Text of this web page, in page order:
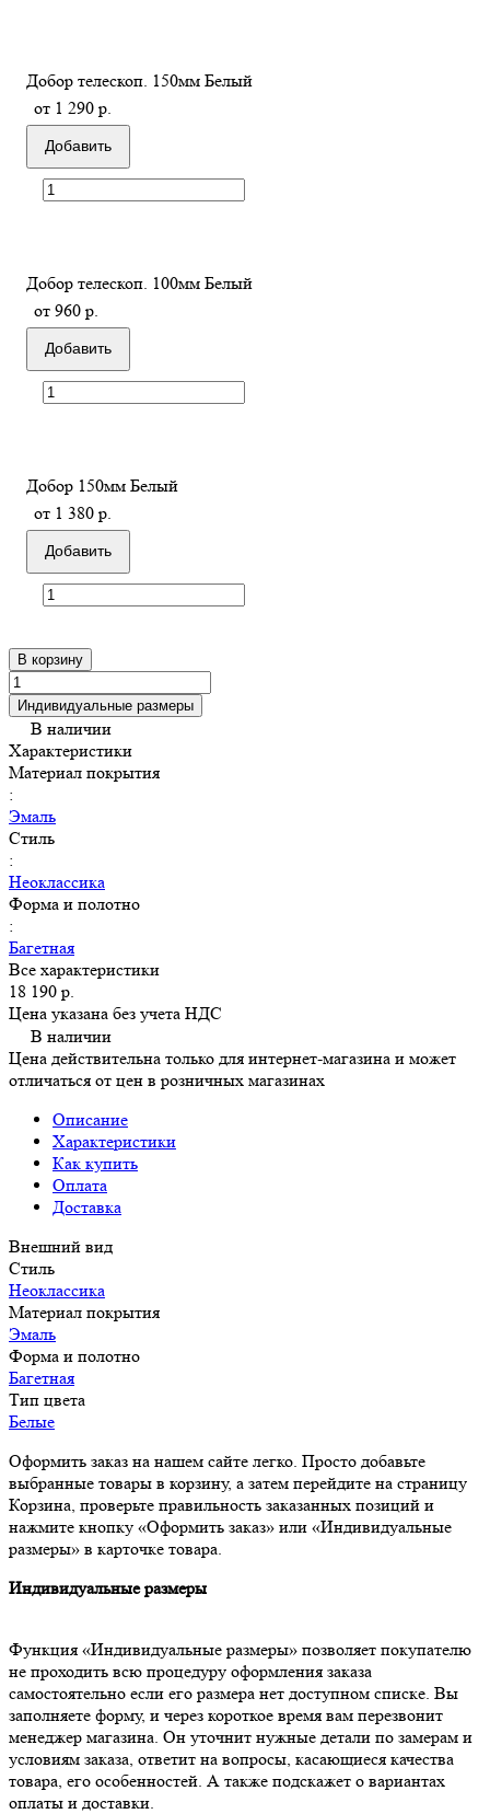
Добор телескоп. 150мм Белый
от 1 290 р.
Добавить
Добор телескоп. 100мм Белый
от 960 р.
Добавить
Добор 150мм Белый
от 1 380 р.
Добавить
В корзину
Индивидуальные размеры
В наличии
Характеристики
Материал покрытия
:
Эмаль
Стиль
:
Неоклассика
Форма и полотно
:
Багетная
Все характеристики
18 190 р.
Цена указана без учета НДС
В наличии
Цена действительна только для интернет-магазина и может
отличаться от цен в розничных магазинах
Описание
Характеристики
Как купить
Оплата
Доставка
Внешний вид
Стиль
Неоклассика
Материал покрытия
Эмаль
Форма и полотно
Багетная
Тип цвета
Белые
Оформить заказ на нашем сайте легко. Просто добавьте
выбранные товары в корзину, а затем перейдите на страницу
Корзина, проверьте правильность заказанных позиций и
нажмите кнопку «Оформить заказ» или «Индивидуальные
размеры» в карточке товара.
Индивидуальные размеры
Функция «Индивидуальные размеры» позволяет покупателю
не проходить всю процедуру оформления заказа
самостоятельно если его размера нет доступном списке. Вы
заполняете форму, и через короткое время вам перезвонит
менеджер магазина. Он уточнит нужные детали по замерам и
условиям заказа, ответит на вопросы, касающиеся качества
товара, его особенностей. А также подскажет о вариантах
оплаты и доставки.